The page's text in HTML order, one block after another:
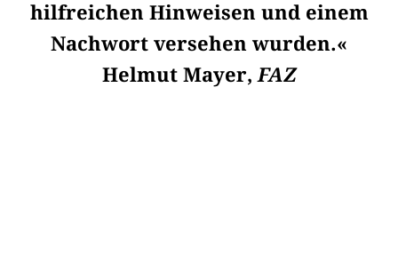
hilfreichen Hinweisen und einem
Nachwort versehen wurden.«
Helmut Mayer, FAZ